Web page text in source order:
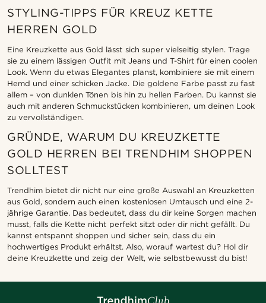
STYLING-TIPPS FÜR KREUZ KETTE
HERREN GOLD
Eine Kreuzkette aus Gold lässt sich super vielseitig stylen. Trage
sie zu einem lässigen Outfit mit Jeans und T-Shirt für einen coolen
Look. Wenn du etwas Elegantes planst, kombiniere sie mit einem
Hemd und einer schicken Jacke. Die goldene Farbe passt zu fast
allem – von dunklen Tönen bis hin zu hellen Farben. Du kannst sie
auch mit anderen Schmuckstücken kombinieren, um deinen Look
zu vervollständigen.
GRÜNDE, WARUM DU KREUZKETTE
GOLD HERREN BEI TRENDHIM SHOPPEN
SOLLTEST
Trendhim bietet dir nicht nur eine große Auswahl an Kreuzketten
aus Gold, sondern auch einen kostenlosen Umtausch und eine 2-
jährige Garantie. Das bedeutet, dass du dir keine Sorgen machen
musst, falls die Kette nicht perfekt sitzt oder dir nicht gefällt. Du
kannst entspannt shoppen und sicher sein, dass du ein
hochwertiges Produkt erhältst. Also, worauf wartest du? Hol dir
deine Kreuzkette und zeig der Welt, wie selbstbewusst du bist!